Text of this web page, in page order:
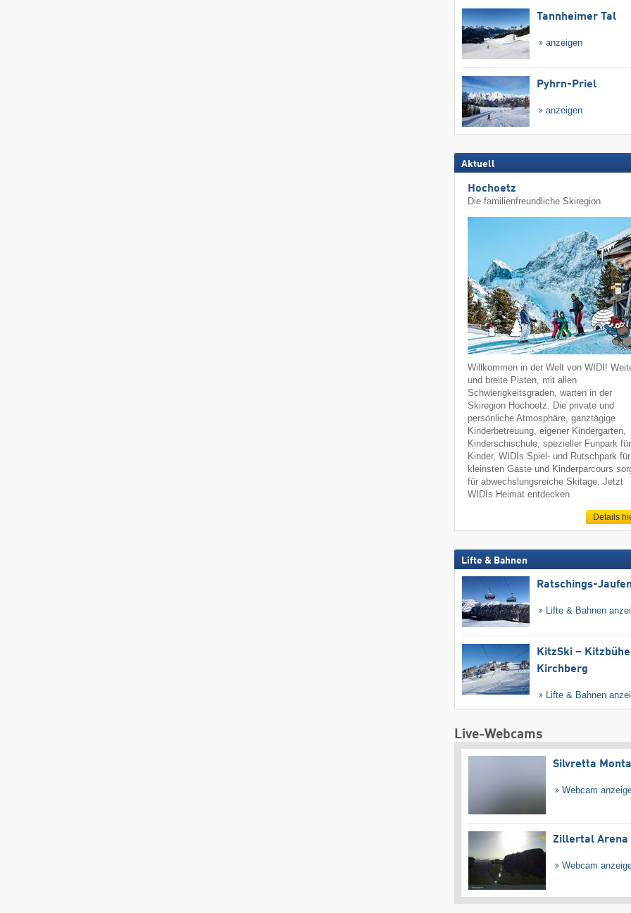
Tannheimer Tal
anzeigen
Pyhrn-Priel
anzeigen
Aktuell
Hochoetz
Die familienfreundliche Skiregion
Willkommen in der Welt von WIDI!
und breite Pisten, mit allen
Schwierigkeitsgraden, warten in der
Skiregion Hochoetz. Die private und
persönliche Atmosphäre, ganztägige
Kinderbetreuung, eigener Kindergarten,
Kinderschischule, spezieller Funpark für
Kinder, WIDIs Spiel- und Rutschpark
kleinsten Gäste und Kinderparcours
für abwechslungsreiche Skitage. Jetzt
WIDIs Heimat entdecken.
Details
Lifte & Bahnen
Ratschings-
Lifte & Bahnen
KitzSki –
Kirchberg
Lifte & Bahnen
Live-Webcams
Silvretta
Webcam
Zillertal Arena
Webcam